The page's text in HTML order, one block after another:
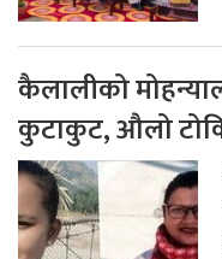
कैलालीको
कुटाकुट, औलो